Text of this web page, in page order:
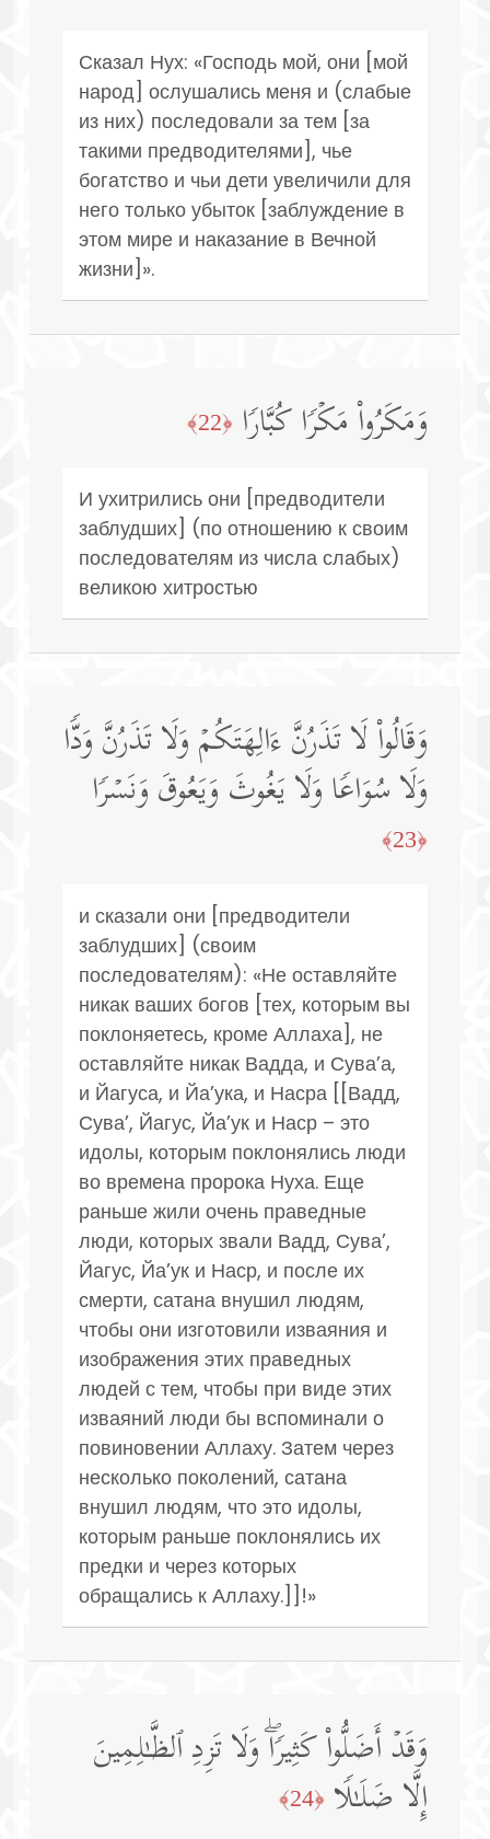
Сказал Нух: «Господь мой, они [мой
народ] ослушались меня и (слабые
из них) последовали за тем [за
такими предводителями], чье
богатство и чьи дети увеличили для
него только убыток [заблуждение в
этом мире и наказание в Вечной
жизни]».
وَمَكَرُوا۟ مَكۡرࣰا كُبَّارࣰا ﴿22﴾
И ухитрились они [предводители
заблудших] (по отношению к своим
последователям из числа слабых)
великою хитростью
وَقَالُوا۟ لَا تَذَرُنَّ ءَالِهَتَكُمۡ وَلَا تَذَرُنَّ وَدࣰّا
وَلَا سُوَاعࣰا وَلَا یَغُوثَ وَیَعُوقَ وَنَسۡرࣰا
﴿23﴾
и сказали они [предводители
заблудших] (своим
последователям): «Не оставляйте
никак ваших богов [тех, которым вы
поклоняетесь, кроме Аллаха], не
оставляйте никак Вадда, и Сува’а,
и Йагуса, и Йа’ука, и Насра [[Вадд,
Сува’, Йагус, Йа’ук и Наср – это
идолы, которым поклонялись люди
во времена пророка Нуха. Еще
раньше жили очень праведные
люди, которых звали Вадд, Сува’,
Йагус, Йа’ук и Наср, и после их
смерти, сатана внушил людям,
чтобы они изготовили изваяния и
изображения этих праведных
людей с тем, чтобы при виде этих
изваяний люди бы вспоминали о
повиновении Аллаху. Затем через
несколько поколений, сатана
внушил людям, что это идолы,
которым раньше поклонялись их
предки и через которых
обращались к Аллаху.]]!»
وَقَدۡ أَضَلُّوا۟ كَثِیرࣰاۖ وَلَا تَزِدِ ٱلظَّـٰلِمِینَ
إِلَّا ضَلَـٰلࣰا ﴿24﴾